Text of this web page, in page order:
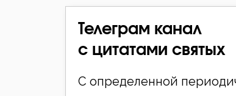
Телеграм канал
с цитатами святых
С определенной